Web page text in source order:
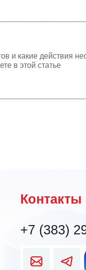
и какие действия
в этой статье
Контакты
+7 (383)